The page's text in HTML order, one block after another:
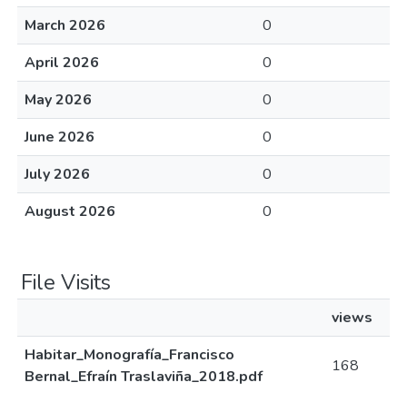
March 2026
0
April 2026
0
May 2026
0
June 2026
0
July 2026
0
August 2026
0
File Visits
views
Habitar_Monografía_Francisco
Bernal_Efraín Traslaviña_2018.pdf
168